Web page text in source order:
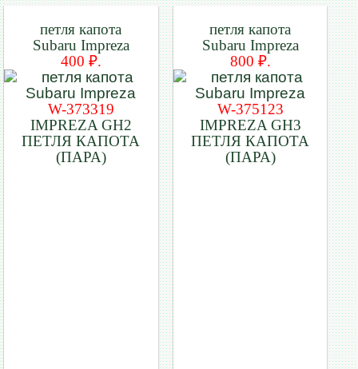
петля капота
Subaru Impreza
400 ₽.
W-373319
IMPREZA GH2
ПЕТЛЯ КАПОТА
(ПАРА)
петля капота
Subaru Impreza
800 ₽.
W-375123
IMPREZA GH3
ПЕТЛЯ КАПОТА
(ПАРА)